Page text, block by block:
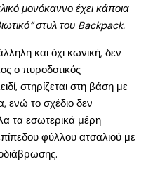
μονόκαννο έχει κάποια
στυλ του Backpack.
και όχι κωνική, δεν
ο πυροδοτικός
στηρίζεται στη βάση με
ενώ το σχέδιο δεν
τα εσωτερικά μέρη
φύλλου ατσαλιού με